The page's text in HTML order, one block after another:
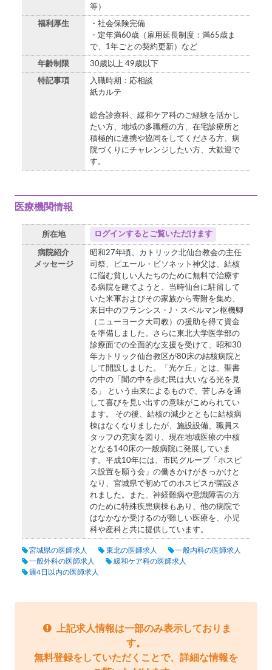
等）
福利厚生
・社会保険完備
・定年満60歳（雇用延長制度：満65歳ま
で、1年ごとの契約更新）など
年齢制限 30歳以上 49歳以下
特記事項
入職時期：応相談
紙カルテ
総合診療科、緩和ケア科のご経験を活かし
たい方、地域の多職種の方、在宅診療所と
積極的に連携や協同をしてくださる方、病
院づくりにチャレンジしたい方、大歓迎で
す。
医療機関情報
所在地 ログインするとご覧いただけます
病院紹介
メッセージ
昭和27年頃、カトリック北仙台教会の主任
司祭、ピエール・ビソネット神父は、結核
に悩む貧しい人たちのために無料で治療す
る病院を建てようと、当時仙台に駐留して
いた米軍およびその家族から寄附を集め、
来日中のフランシス・J・スペルマン枢機卿
（ニューヨーク大司教）の援助を得て資金
を準備しました。さらに東北大学医学部の
診療面での全面的な支援を受けて、昭和30
年カトリック仙台教区が80床の結核病院と
して開設しました。「光ケ丘」とは、聖書
の中の「闇の中を歩む民は大いなる光を見
る」 という由来によるもので、苦しみを通
して喜びを見い出すの意味がこめられてい
ます。 その後、結核の減少とともに結核病
棟はなくなりましたが、施設設備、職員ス
タッフの充実を図り、現在地域医療の中核
となる140床の一般病院に発展していま
す。平成10年には、市民グループ「ホスピ
ス設置を願う会」の働きかけがきっかけと
なり、宮城県で初めてのホスピスが開設さ
れました。また、神経難病や意識障害の方
のために特殊疾患病棟もあり、他の病院で
はなかなか受けるのが難しい医療を、小児
科や産科と共に提供しています。
宮城県の医師求人 東北の医師求人
一般内科の医師求人
一般外科の医師求人
緩和ケア科の医師求人
週4日以内の医師求人
上記求人情報は一部のみ表示しておりま
す。
無料登録をしていただくことで、詳細な情報を